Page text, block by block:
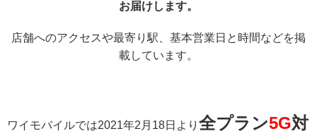
お届けします。
店舗へのアクセスや最寄り駅、基本営業日と時間などを掲
載しています。
ワイモバイルでは2021年2月18日より 全プラン5G対